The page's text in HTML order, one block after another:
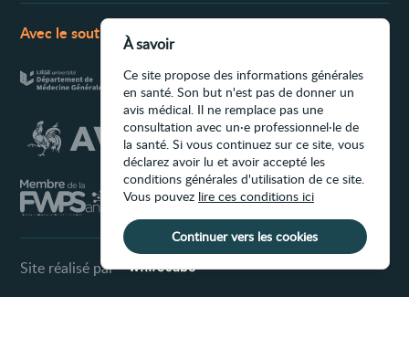
Avec le soutien de
Site réalisé par
À savoir
Ce site propose des informations générales
en santé. Son but n'est pas de donner un
avis médical. Il ne remplace pas une
consultation avec un·e professionnel·le de
la santé. Si vous continuez sur ce site, vous
déclarez avoir lu et avoir accepté les
conditions générales d'utilisation de ce site.
Vous pouvez lire ces conditions ici
Continuer vers les cookies